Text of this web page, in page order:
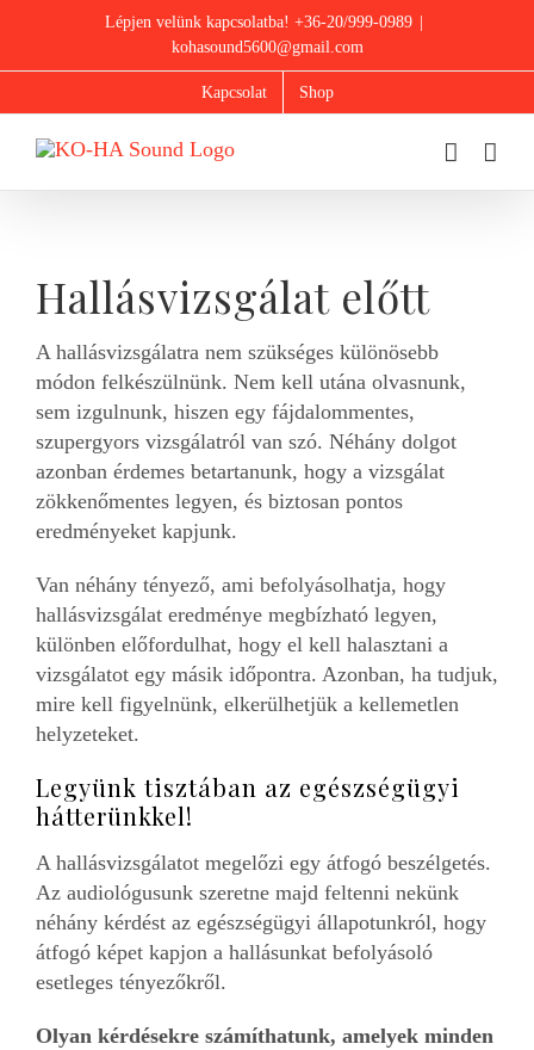
content
Lépjen velünk kapcsolatba! +36-20/999-0989
kohasound5600@gmail.com
Kapcsolat Shop
Hallásvizsgálat előtt
A hallásvizsgálatra nem szükséges különösebb
módon felkészülnünk. Nem kell utána olvasnunk,
sem izgulnunk, hiszen egy fájdalommentes,
szupergyors vizsgálatról van szó. Néhány dolgot
azonban érdemes betartanunk, hogy a vizsgálat
zökkenőmentes legyen, és biztosan pontos
eredményeket kapjunk.
Van néhány tényező, ami befolyásolhatja, hogy
hallásvizsgálat eredménye megbízható legyen,
különben előfordulhat, hogy el kell halasztani a
vizsgálatot egy másik időpontra. Azonban, ha tudjuk,
mire kell figyelnünk, elkerülhetjük a kellemetlen
helyzeteket.
Legyünk tisztában az egészségügyi
hátterünkkel!
A hallásvizsgálatot megelőzi egy átfogó beszélgetés.
Az audiológusunk szeretne majd feltenni nekünk
néhány kérdést az egészségügyi állapotunkról, hogy
átfogó képet kapjon a hallásunkat befolyásoló
esetleges tényezőkről.
Olyan kérdésekre számíthatunk, amelyek minden